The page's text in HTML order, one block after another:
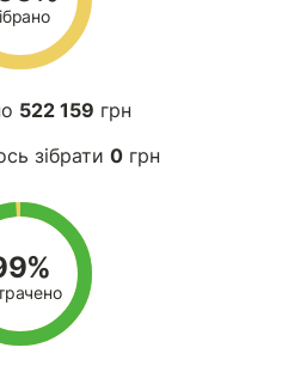
522 159 грн
зібрати 0грн